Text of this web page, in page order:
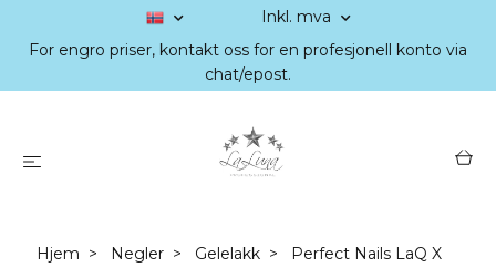
Inkl. mva
For engro priser, kontakt oss for en profesjonell konto via
chat/epost.
Hjem Negler Gelelakk
Perfect Nails LaQ X